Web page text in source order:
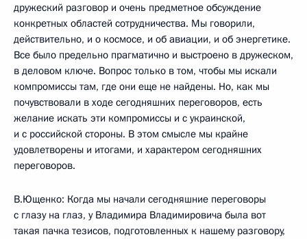
дружеский разговор и очень предметное обсуждение
конкретных областей сотрудничества. Мы говорили,
действительно, и о космосе, и об авиации, и об энергетике.
Все было предельно прагматично и выстроено в дружеском,
в деловом ключе. Вопрос только в том, чтобы мы искали
компромиссы там, где они еще не найдены. Но, как мы
почувствовали в ходе сегодняшних переговоров, есть
желание искать эти компромиссы и с украинской,
и с российской стороны. В этом смысле мы крайне
удовлетворены и итогами, и характером сегодняшних
переговоров.
В.Ющенко: Когда мы начали сегодняшние переговоры
с глазу на глаз, у Владимира Владимировича была вот
такая пачка тезисов, подготовленных к нашему разговору,